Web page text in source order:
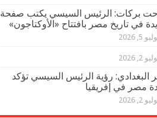
بركات: الرئيس السيسي يكتب صفحة
في تاريخ مصر بافتتاح «الأوكتاجون»
5, 2026
2, 2026
البغدادي: رؤية الرئيس السيسي تؤكد
مصر في إفريقيا
2, 2026